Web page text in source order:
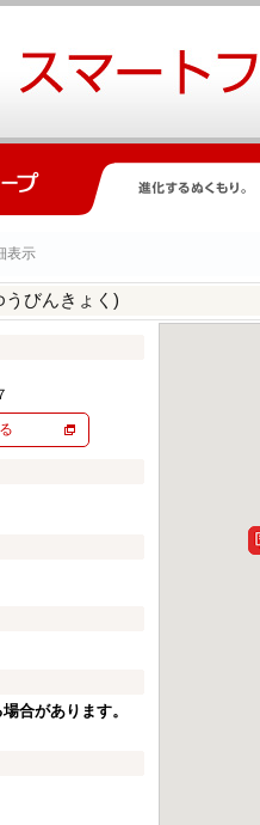
表示
うびんきょく)
合があります。